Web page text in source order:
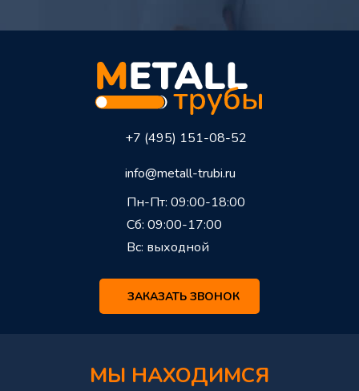
+7 (495) 151-08-52
info@metall-trubi.ru
Пн-Пт: 09:00-18:00
Сб: 09:00-17:00
Вс: выходной
ЗАКАЗАТЬ ЗВОНОК
МЫ НАХОДИМСЯ